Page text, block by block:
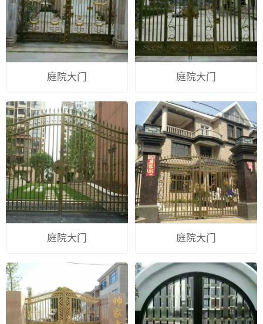
庭院大门 庭院大门
庭院大门 庭院大门